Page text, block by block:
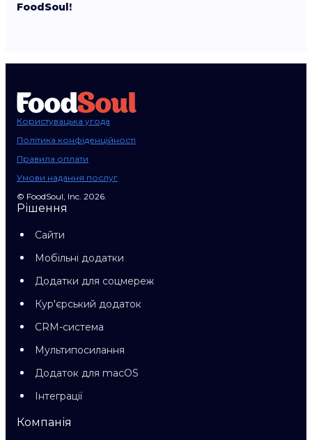
FoodSoul!
Користувацька угода
Політика конфіденційності
Правила оплати
Умови надання послуг
© FoodSoul, Inc. 2026.
Рішення
Сайти
Мобільні додатки
Додатки для соцмереж
Кур'єрський додаток
CRM-система
Мультипосилання
Додаток для macOS
Інтеграції
Компанія